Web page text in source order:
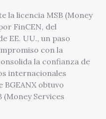
la licencia MSB (Money
FinCEN, del
EE. UU., un paso
con la
la confianza de
internacionales
BGEANX obtuvo
(Money Services